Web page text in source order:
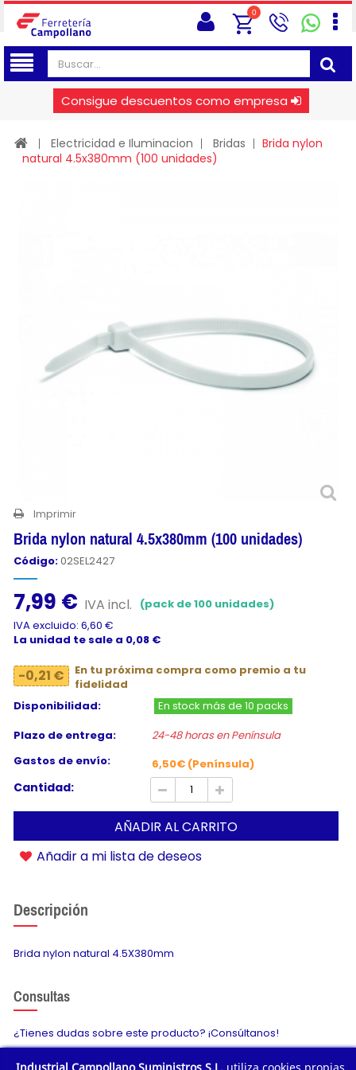
0
Consigue descuentos como empresa
Electricidad e Iluminacion Bridas
Brida nylon
natural 4.5x380mm (100 unidades)
Imprimir
Brida nylon natural 4.5x380mm (100 unidades)
Código:02SEL2427
7,99 € IVA incl.
(pack de 100 unidades)
IVA excluido: 6,60 €
La unidad te sale a 0,08 €
-0,21 €
En tu próxima compra como premio a tu
fidelidad
Disponibilidad:
En stock más de 10 packs
Plazo de entrega:
24-48 horas en Península
Gastos de envío:
6,50€ (Península)
Cantidad:
AÑADIR AL CARRITO
Añadir a mi lista de deseos
Descripción
Brida nylon natural 4.5X380mm
Consultas
¿Tienes dudas sobre este producto? ¡Consúltanos!